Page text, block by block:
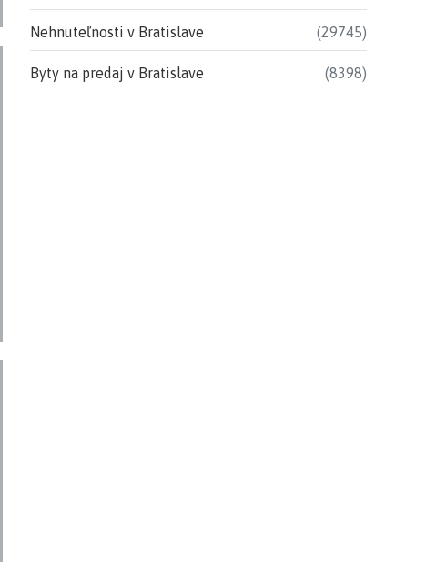
Nehnuteľnosti v Bratislave (29745)
Byty na predaj v Bratislave (8398)